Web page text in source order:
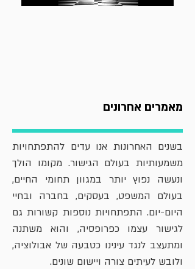
מאמרים אחרונים
בשנים האחרונות אנו עדים להתפתחויות
משמעותיות בעולם הגישור. מקומו הולך
ונעשה נפוץ יותר במגוון תחומי החיים,
בעולם המשפט, בעסקים, בחברה ובחיי
היום-יום. התפתחויות נוספות קשורות גם
לגישור עצמו כפרופסיה, והוא משתנה
ומתעצב לנגד עינינו כטבעה של אבולוציה,
ולובש לעיתים צורה ויישום שונים.